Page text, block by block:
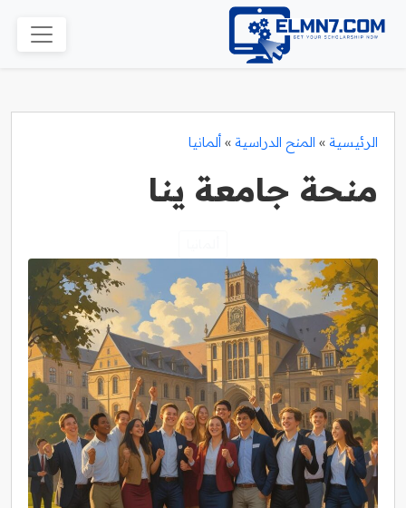
الرئيسية » المنح الدراسية » ألمانيا
منحة جامعة ينا